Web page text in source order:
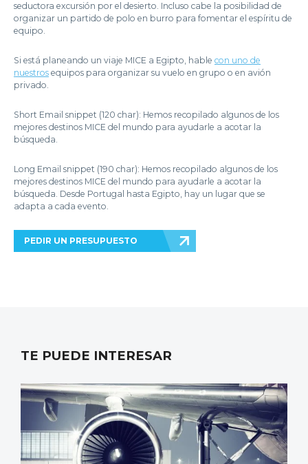
seductora excursión por el desierto. Incluso cabe la posibilidad de
organizar un partido de polo en burro para fomentar el espíritu de
equipo.
Si está planeando un viaje MICE a Egipto, hable con uno de
nuestros equipos para organizar su vuelo en grupo o en avión
privado.
Short Email snippet (120 char): Hemos recopilado algunos de los
mejores destinos MICE del mundo para ayudarle a acotar la
búsqueda.
Long Email snippet (190 char): Hemos recopilado algunos de los
mejores destinos MICE del mundo para ayudarle a acotar la
búsqueda. Desde Portugal hasta Egipto, hay un lugar que se
adapta a cada evento.
PEDIR UN PRESUPUESTO
TE PUEDE INTERESAR